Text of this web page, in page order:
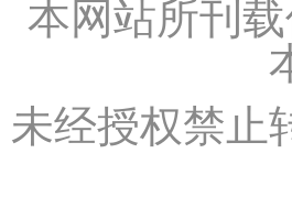
本网站所刊
未经授权禁止